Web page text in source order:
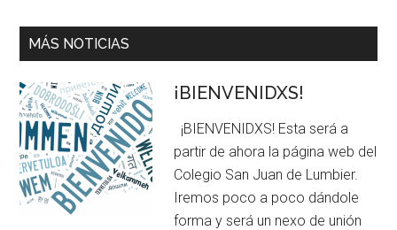
MÁS NOTICIAS
¡BIENVENIDXS!
¡BIENVENIDXS! Esta será a
partir de ahora la página web del
Colegio San Juan de Lumbier.
Iremos poco a poco dándole
forma y será un nexo de unión